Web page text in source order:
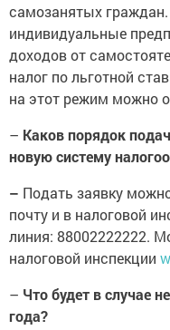
самозанятых
индивидуальные
доходов от
налог по льготной
на этот режим можно
– Каков порядок
новую систему
– Подать заявку
почту и в налоговой
линия: 88002222222.
налоговой инспекции
– Что будет в случае
года?